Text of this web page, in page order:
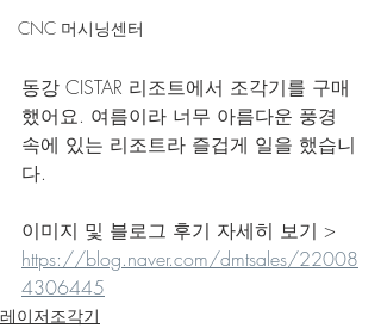
CNC 머시닝센터
동강 CISTAR 리조트에서 조각기를 구매
했어요. 여름이라 너무 아름다운 풍경
속에 있는 리조트라 즐겁게 일을 했습니
다.
이미지 및 블로그 후기 자세히 보기 >
https://blog.naver.com/dmtsales/22008
4306445
레이저조각기